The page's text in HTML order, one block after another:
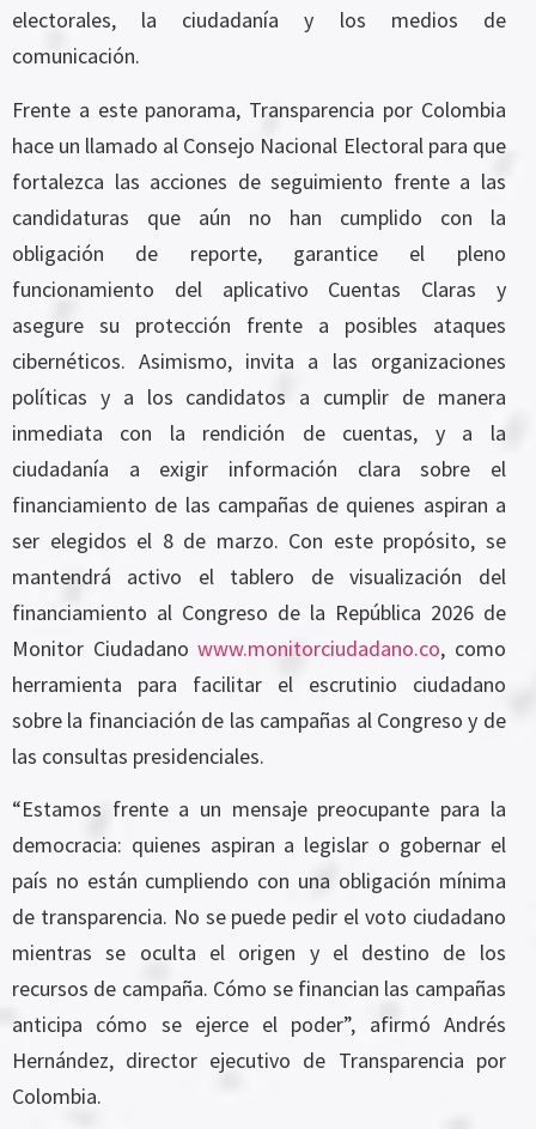
electorales, la ciudadanía y los medios de
comunicación.
Frente a este panorama, Transparencia por Colombia
hace un llamado al Consejo Nacional Electoral para que
fortalezca las acciones de seguimiento frente a las
candidaturas que aún no han cumplido con la
obligación de reporte, garantice el pleno
funcionamiento del aplicativo Cuentas Claras y
asegure su protección frente a posibles ataques
cibernéticos. Asimismo, invita a las organizaciones
políticas y a los candidatos a cumplir de manera
inmediata con la rendición de cuentas, y a la
ciudadanía a exigir información clara sobre el
financiamiento de las campañas de quienes aspiran a
ser elegidos el 8 de marzo. Con este propósito, se
mantendrá activo el tablero de visualización del
financiamiento al Congreso de la República 2026 de
Monitor Ciudadanowww.monitorciudadano.co, como
herramienta para facilitar el escrutinio ciudadano
sobre la financiación de las campañas al Congreso y de
las consultas presidenciales.
“Estamos frente a un mensaje preocupante para la
democracia: quienes aspiran a legislar o gobernar el
país no están cumpliendo con una obligación mínima
de transparencia. No se puede pedir el voto ciudadano
mientras se oculta el origen y el destino de los
recursos de campaña. Cómo se financian las campañas
anticipa cómo se ejerce el poder”, afirmó Andrés
Hernández, director ejecutivo de Transparencia por
Colombia.